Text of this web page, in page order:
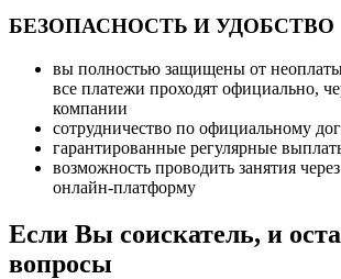
БЕЗОПАСНОСТЬ И УДОБСТВО
вы полностью защищены от неоплаты
все платежи проходят официально,
компании
сотрудничество по официальному
гарантированные регулярные
возможность проводить занятия
онлайн-платформу
Если Вы соискатель, и
вопросы